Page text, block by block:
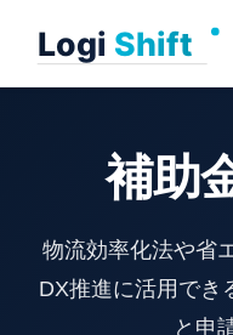
content
補助
物流効率化法や省
DX推進に活用でき
と申